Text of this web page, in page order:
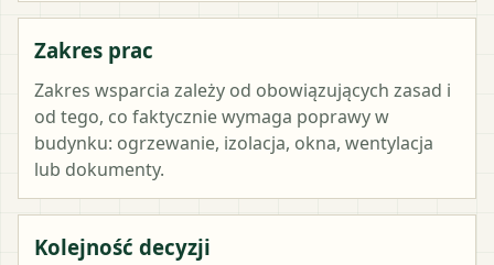
Zakres prac
Zakres wsparcia zależy od obowiązujących zasad i
od tego, co faktycznie wymaga poprawy w
budynku: ogrzewanie, izolacja, okna, wentylacja
lub dokumenty.
Kolejność decyzji